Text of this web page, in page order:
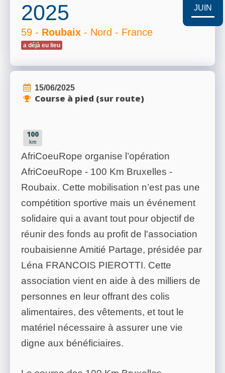
2025
59 - Roubaix - Nord - France
a déjà eu lieu
JUIN
15/06/2025
Course à pied (sur route)
100
km
AfriCoeuRope organise l’opération
AfriCoeuRope - 100 Km Bruxelles -
Roubaix. Cette mobilisation n’est pas une
compétition sportive mais un événement
solidaire qui a avant tout pour objectif de
réunir des fonds au profit de l'association
roubaisienne Amitié Partage, présidée par
Léna FRANCOIS PIEROTTI. Cette
association vient en aide à des milliers de
personnes en leur offrant des colis
alimentaires, des vêtements, et tout le
matériel nécessaire à assurer une vie
digne aux bénéficiaires.